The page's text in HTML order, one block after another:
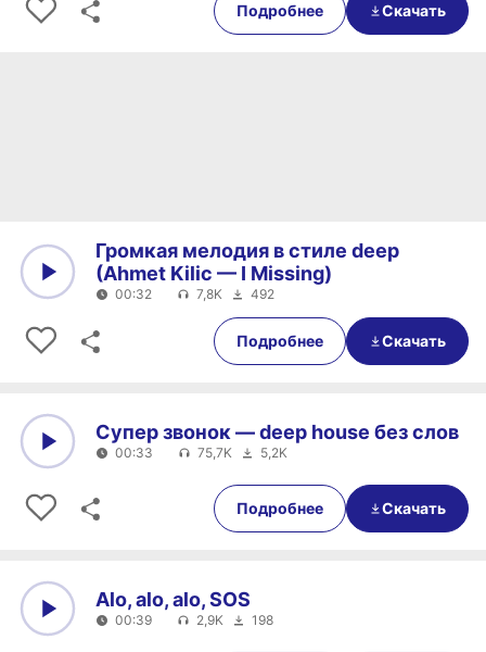
Подробнее Скачать
00:32
Громкая мелодия в стиле deep
(Ahmet Kilic — I Missing)
00:32 7,8K 492
Подробнее Скачать
00:33
Супер звонок — deep house без слов
00:33 75,7K 5,2K
Подробнее Скачать
Alo, alo, alo, SOS
00:39 2,9K 198